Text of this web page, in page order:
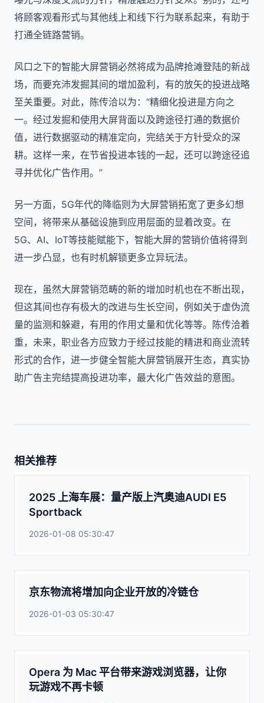
将顾客观看形式与其他线上和线下行为联系起来，有助于
打通全链路营销。
风口之下的智能大屏营销必然将成为品牌抢滩登陆的新战
场，而要充沛发掘其间的增加盈利，有的放矢的投进战略
至关重要。对此，陈传洽以为：“精细化投进是方向之
一。经过发掘和使用大屏背面以及跨途径打通的数据价
值，进行数据驱动的精准定向，完结关于方针受众的深
耕。这样一来，在节省投进本钱的一起，还可以跨途径追
寻并优化广告作用。”
另一方面， 5G年代的降临则为大屏营销拓宽了更多幻想
空间，将带来从基础设施到应用层面的显着改变。在
5G、 AI、 IoT等技能赋能下，智能大屏的营销价值将得到
进一步凸显，也有时机解锁更多立异玩法。
现在，虽然大屏营销范畴的新的增加时机也在不断出现，
但这其间也存有极大的改进与生长空间，例如关于虚伪流
量的监测和躲避，有用的作用丈量和优化等等。陈传洽着
重，未来，职业各方应致力于经过技能的精进和商业流转
形式的合作，进一步健全智能大屏营销展开生态，真实协
助广告主完结提高投进功率，最大化广告效益的意图。
相关推荐
2025 上海车展：量产版上汽奥迪AUDI E5
Sportback
2026-01-08 05:30:47
京东物流将增加向企业开放的冷链仓
2026-01-03 05:30:47
Opera 为 Mac 平台带来游戏浏览器，让你
玩游戏不再卡顿